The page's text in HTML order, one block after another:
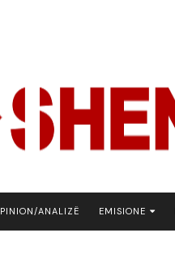
ANALIZË EMISIONE